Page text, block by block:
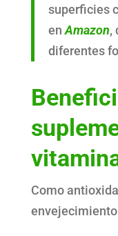
superficies
enAmazon,
diferentes
Como